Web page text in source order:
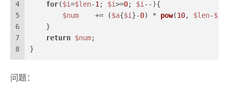
4
5
6
7
8
for($i=$len-1 ; $i>=0; $i --){
$num
    += (
$a{$i }-0) * pow(10, $len-$i
    }
return $num;
}
问题：